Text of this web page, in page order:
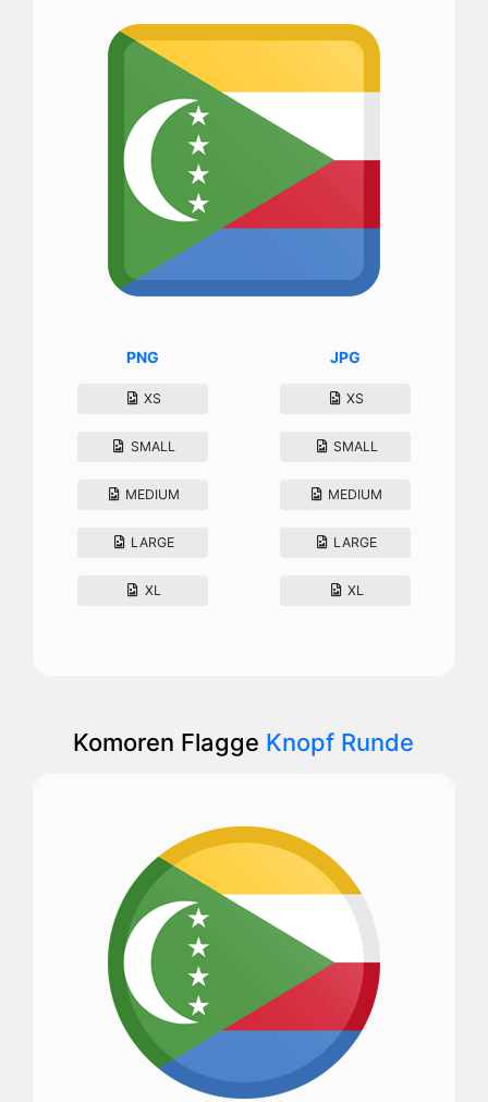
PNG
XS
SMALL
MEDIUM
LARGE
XL
JPG
XS
SMALL
MEDIUM
LARGE
XL
Komoren Flagge Knopf Runde